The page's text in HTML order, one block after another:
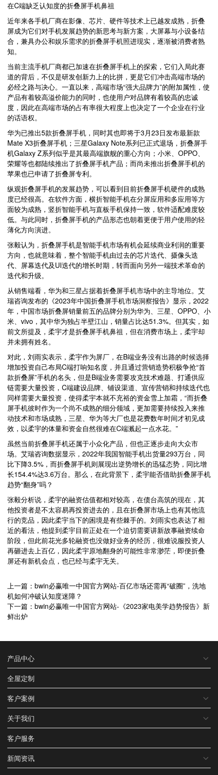
在C端缺乏认知度的折叠屏手机鼻祖
近年来各手机厂商在影像、芯片、硬件等技术上已越发成熟，折叠
屏成为它们对手机发展趋势的新思考与新方案，大屏幕与小设备结
合，兼具办公和娱乐需求的折叠屏手机照进现实，逐渐被消费者熟
知。
当前主流手机厂商都已加速在折叠屏手机上的探索，它们入局此赛
道的背后，不仅是研发创新力上的比拼，更是它们冲击高端市场的
必经之路与决心。一直以来，高端市场“强大品牌力”的附加属性，使
产品有着较高溢价能力的同时，也使用户对品牌有着较高的忠诚
度，因此在高端市场的占有率很大程度上也决定了一个企业在行业
的话语权。
华为已推出5款折叠屏手机，同时其也即将于3月23日发布最新款
Mate X3折叠屏手机；三星Galaxy Note系列已正式退场，折叠屏手
机Galaxy Z系列似乎是其最高端旗舰的重心方向；小米、OPPO、
荣耀等也都陆续推出了折叠屏手机产品；而尚未推出折叠屏手机的
苹果也已申请了折叠屏专利。
纵观折叠屏手机的发展趋势，可以看到目前折叠屏手机硬件的成熟
度已经很高。在软件方面，横折智能手机在分屏应用和多应用等方
面较为成熟，竖折智能手机与直板手机保持一致，软件适配难度较
低。与此同时，折叠屏手机的产品形态也朝着更便于用户使用的轻
薄化方向演进。
张毅认为，折叠屏手机是智能手机市场有机会延续商业利润的重要
方向，也就意味着，整个智能手机由过去的芯片迭代、摄像头迭
代、屏幕迭代及UI迭代的增长时期，转而面向另外一端技术革命的
迭代和升级。
从销售端看，华为和三星占据着折叠屏手机市场中的主导地位。艾
瑞咨询发布的《2023年中国折叠屏手机市场洞察报告》显示，2022
年，中国市场折叠屏销量前五的品牌分别为华为、三星、OPPO、小
米、vivo，其中华为独占半壁江山，销量占比达51.3%。但其实，如
前文所提及，柔宇才是折叠屏手机鼻祖，但在消费市场上，柔宇却
并未拥有姓名。
对此，刘雨实表示，柔宇作为屏厂，在B端业务没有出路的时候选择
增加投资自己布局C端打响知名度，并且通过营销造势积极争抢“首
款折叠屏”手机的名头，但是B端业务需要攻克技术难题、打通供应
链需要大量投资，C端建设品牌、铺设渠道、宣传营销和持续迭代也
同样需要大量投资，使得柔宇本就不充裕的资金雪上加霜，“而折叠
屏手机彼时作为一个尚不成熟的细分领域，更加需要持续投入来推
动技术和市场成熟，三星、华为等大厂也是花费数年时间才初见成
效，以柔宇的体量和资金自然很难在C端溅起一点水花。”
虽然当前折叠屏手机还属于小众化产品，但也正逐步走向大众市
场。艾瑞咨询数据显示，2022年我国智能手机出货量293万台，同
比下降3.5%，而折叠屏手机则展现出逆势增长的迅猛态势，同比增
长154.4%达3.6万台。那么，在此背景下，柔宇能否借助折叠屏手机
趋势“翻身”吗？
张毅分析说，柔宇的融资估值都相对较高，在债台高筑的现在，其
他投资者是不太容易再投资进去的，且在折叠屏市场上也有其他流
行的竞品，因此柔宇当下的困境是有些棘手的。刘雨实也表达了相
近的看法，他提到柔宇目前正处在一个迫切需要讲新故事融资续命
阶段，但此前花光多轮融资也没做好业务的经历，很难说服投资人
再砸进去上百亿，因此柔宇原地翻身的可能性非常渺茫，即便折叠
屏还有新机会点，也已经与柔宇无关。
上一篇：bwin必赢唯一中国官方网站-百亿市场还需再“破圈”，洗地
机如何冲破认知度迷障？
下一篇：bwin必赢唯一中国官方网站-《2023家电美学趋势报告》新
鲜出炉
产品中心
全屋定制
客户案例
关于我们
客户服务
新闻资讯